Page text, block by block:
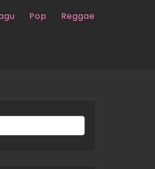
Pop Reggae